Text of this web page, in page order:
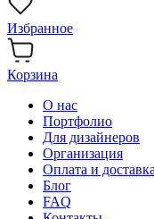
Избранное
Корзина
О нас
Портфолио
Для дизайнеров
Организация
Оплата и доставка
Блог
FAQ